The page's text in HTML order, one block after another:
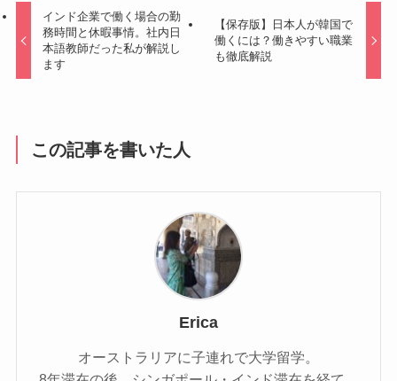
インド企業で働く場合の勤
務時間と休暇事情。社内日
本語教師だった私が解説し
ます
【保存版】日本人が韓国で
働くには？働きやすい職業
も徹底解説
この記事を書いた人
Erica
オーストラリアに子連れで大学留学。